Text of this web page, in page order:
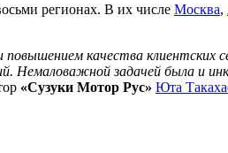
регионах. В их числе Москва,
качества клиентских
Немаловажной задачей была и
«Сузуки Мотор Рус» Юта